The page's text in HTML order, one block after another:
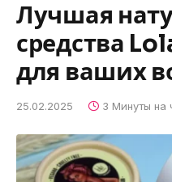
Лучшая
средства
для ваших
25.02.2025 3 Минуты на